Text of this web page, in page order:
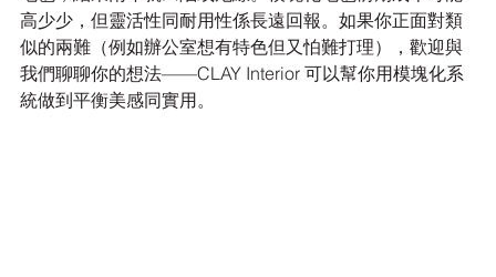
高少少，但靈活性同耐用性係長遠回報。如果你正面對類
似的兩難（例如辦公室想有特色但又怕難打理），歡迎與
我們聊聊你的想法——CLAY Interior 可以幫你用模塊化系
統做到平衡美感同實用。